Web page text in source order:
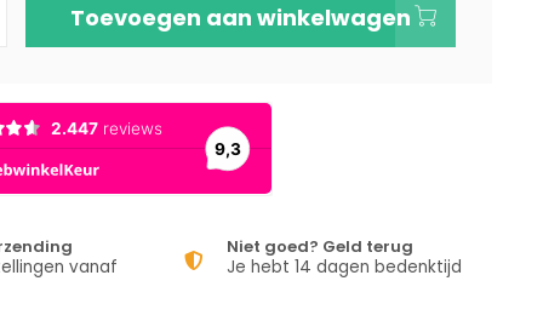
Toevoegen aan winkelwagen
vanaf
Niet goed? Geld terug
Je hebt 14 dagen bedenktijd